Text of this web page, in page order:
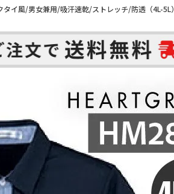
イ風/男女兼用/吸汗速乾/ストレッチ/防透（4L-5L）